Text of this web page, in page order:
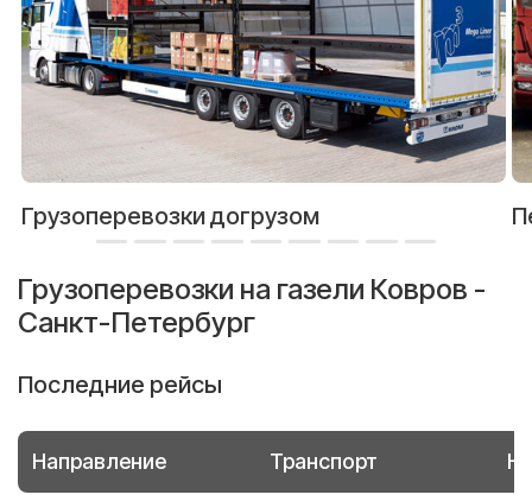
Грузоперевозки догрузом
Грузоперевозки на газели Ковров -
Санкт-Петербург
Последние рейсы
Направление Транспорт